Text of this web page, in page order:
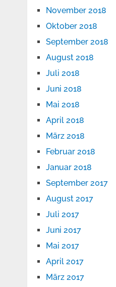
November 2018
Oktober 2018
September 2018
August 2018
Juli 2018
Juni 2018
Mai 2018
April 2018
März 2018
Februar 2018
Januar 2018
September 2017
August 2017
Juli 2017
Juni 2017
Mai 2017
April 2017
März 2017